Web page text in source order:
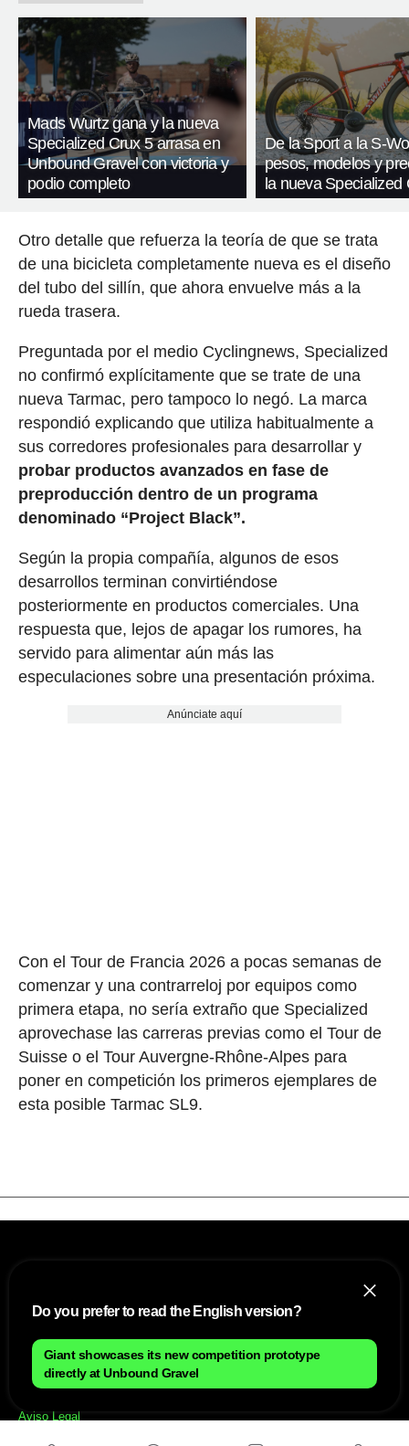
Mads Wurtz gana y la nueva
Specialized Crux 5 arrasa en
Unbound Gravel con victoria y
podio completo
De la Sport a la S-
pesos, modelos y
la nueva Specialized
Otro detalle que refuerza la teoría de que se trata
de una bicicleta completamente nueva es el diseño
del tubo del sillín, que ahora envuelve más a la
rueda trasera.
Preguntada por el medio Cyclingnews, Specialized
no confirmó explícitamente que se trate de una
nueva Tarmac, pero tampoco lo negó. La marca
respondió explicando que utiliza habitualmente a
sus corredores profesionales para desarrollar y
probar productos avanzados en fase de
preproducción dentro de un programa
denominado “Project Black”.
Según la propia compañía, algunos de esos
desarrollos terminan convirtiéndose
posteriormente en productos comerciales. Una
respuesta que, lejos de apagar los rumores, ha
servido para alimentar aún más las
especulaciones sobre una presentación próxima.
Anúnciate aquí
Con el Tour de Francia 2026 a pocas semanas de
comenzar y una contrarreloj por equipos como
primera etapa, no sería extraño que Specialized
aprovechase las carreras previas como el Tour de
Suisse o el Tour Auvergne-Rhône-Alpes para
poner en competición los primeros ejemplares de
esta posible Tarmac SL9.
NOSOTROS
Aviso Legal
Do you prefer to read the English version?
Giant showcases its new competition prototype
directly at Unbound Gravel